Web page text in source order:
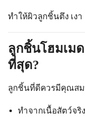
ทำให้ผิวลูกชิ้นตึง เง
ลูกชิ้นโฮมเม
ที่สุด?
ลูกชิ้นที่ดีควรมีคุณส
ทำจากเนื้อสัตว์จริ